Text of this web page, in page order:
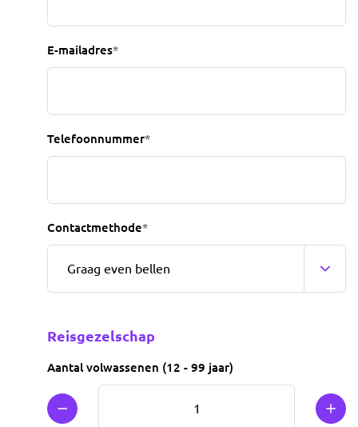
E-mailadres*
Telefoonnummer*
Contactmethode*
Reisgezelschap
Aantal volwassenen (12 - 99 jaar)
Min 1 Plus